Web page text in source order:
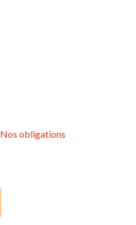
Nos obligations